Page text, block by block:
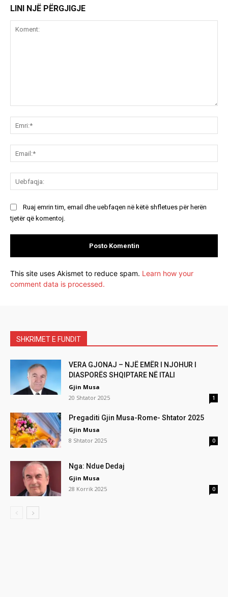
LINI NJË PËRGJIGJE
Ruaj emrin tim, email dhe uebfaqen në këtë shfletues për herën
tjetër që komentoj.
This site uses Akismet to reduce spam. Learn how your
comment data is processed.
SHKRIMET E FUNDIT
VERA GJONAJ – NJË EMËR I NJOHUR I
DIASPORËS SHQIPTARE NË ITALI
Gjin Musa
20 Shtator 2025
1
Pregaditi Gjin Musa-Rome- Shtator 2025
Gjin Musa
8 Shtator 2025
0
Nga: Ndue Dedaj
Gjin Musa
28 Korrik 2025
0